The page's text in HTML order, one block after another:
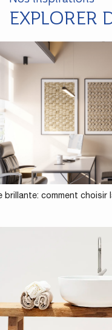
EXPLORER
brillante: comment